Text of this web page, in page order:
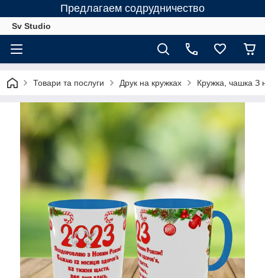
Предлагаем содрудничество
Sv Studio
Товари та послуги Друк на кружках Кружка, чашка З